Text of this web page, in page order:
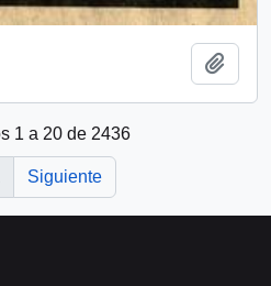
1 a 20 de 2436
Siguiente